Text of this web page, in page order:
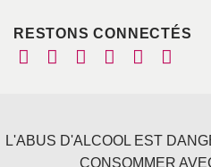
RESTONS CONNECTÉS
L'ABUS D'ALCOOL EST
CONSOMMER